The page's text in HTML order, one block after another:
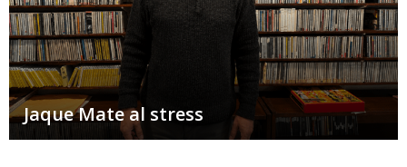
Jaque Mate al stress